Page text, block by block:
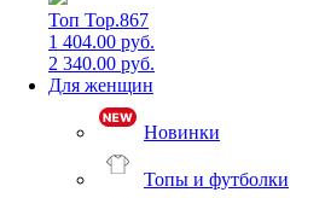
Топ Top.867
1 404.00 руб.
2 340.00 руб.
Для женщин
Новинки
Топы и футболки